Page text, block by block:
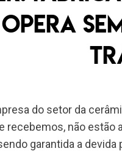
opera
do setor da
recebemos, não estão
garantida a